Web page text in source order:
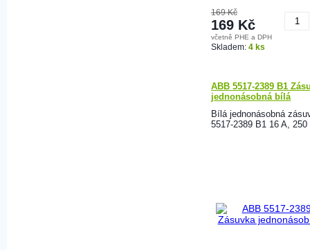
169 Kč
169 Kč
včetně PHE a DPH
Skladem: 4 ks
ABB 5517-2389 B1
jednonásobná bílá
Bílá jednonásobná
5517-2389 B1 16 A, 250